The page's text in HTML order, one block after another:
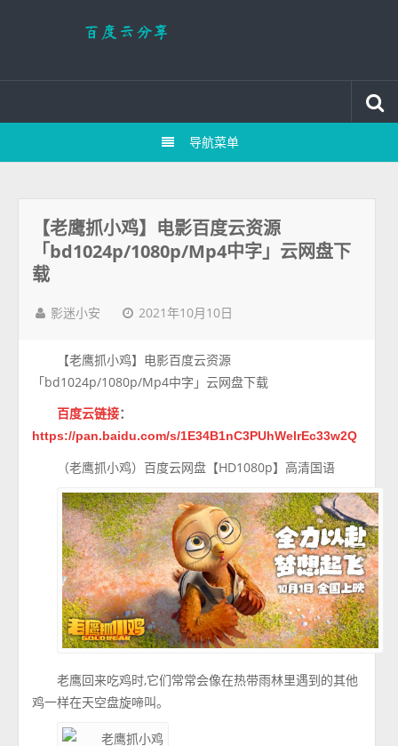
导航菜单
【老鹰抓小鸡】电影百度云资源
「bd1024p/1080p/Mp4中字」云网盘下
载
影迷小安 2021年10月10日
【老鹰抓小鸡】电影百度云资源
「bd1024p/1080p/Mp4中字」云网盘下载
百度云链接：
https://pan.baidu.com/s/1E34B1nC3PUhWelrEc33w2Q
（老鹰抓小鸡）百度云网盘【HD1080p】高清国语
老鹰回来吃鸡时,它们常常会像在热带雨林里遇到的其他
鸡一样在天空盘旋啼叫。